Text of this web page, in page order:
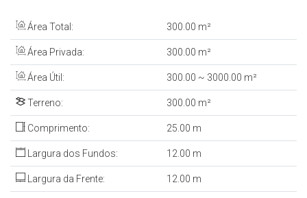
Área Total: 300 .00 m²
Área Privada: 300 .00 m²
Área Útil: 300 .00 ~ 3000 .00 m²
Terreno: 300 .00 m²
Comprimento: 25 .00 m
Largura dos Fundos: 12 .00 m
Largura da Frente: 12 .00 m